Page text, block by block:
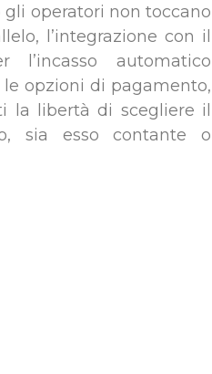
operatori non toccano
l’integrazione con il
l’incasso automatico
opzioni di pagamento,
la libertà di scegliere il
sia esso contante o